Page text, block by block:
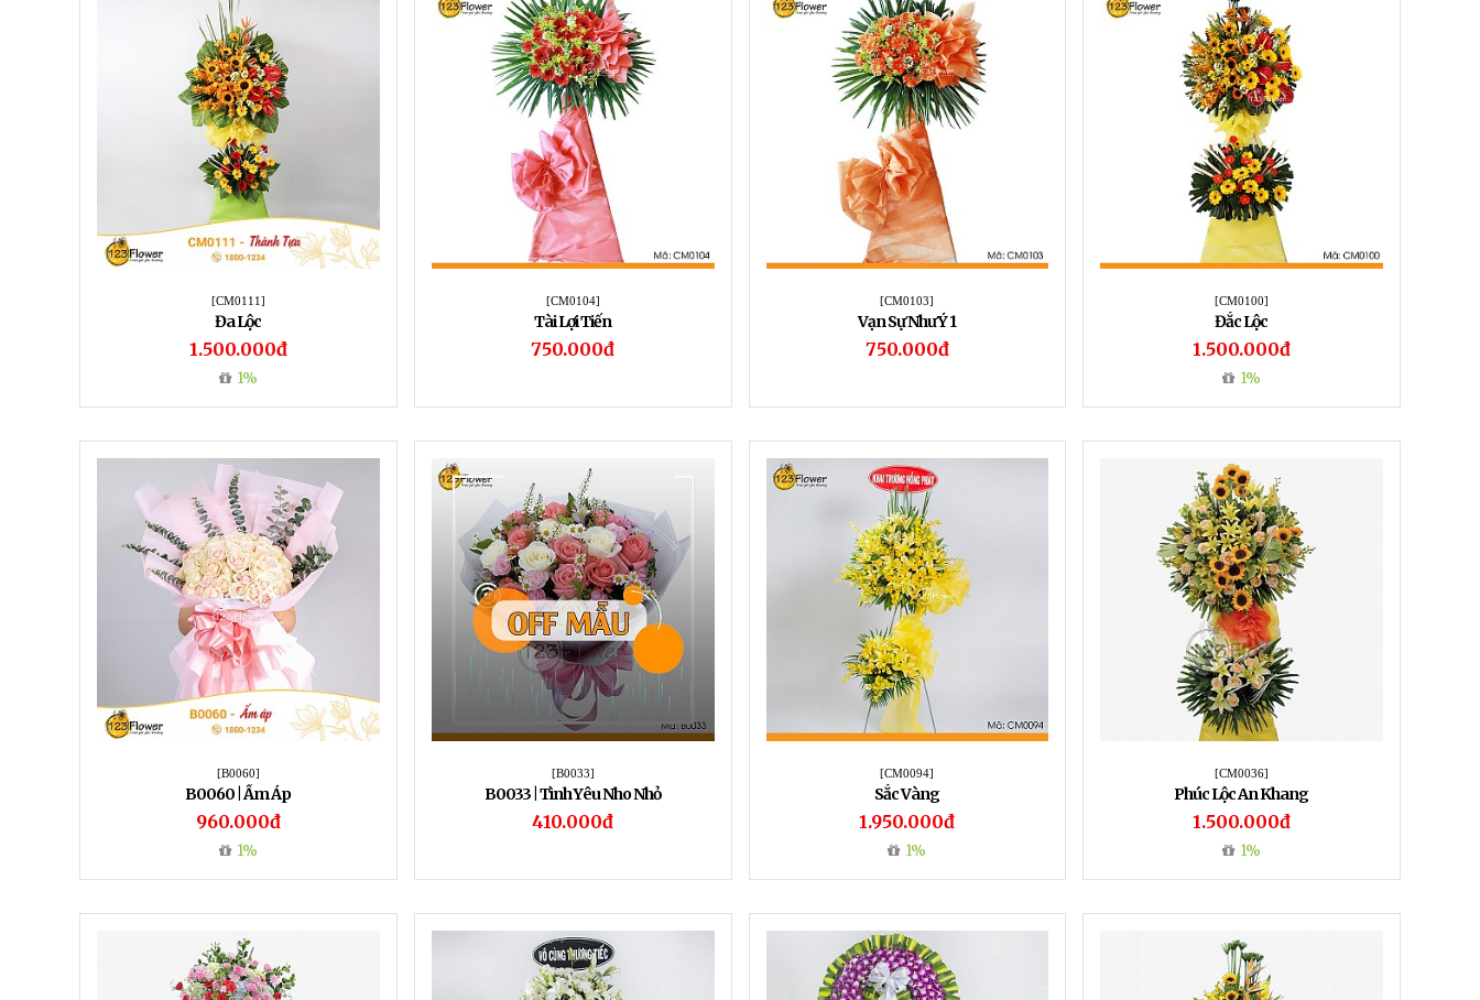
[CM0111]
Đa Lộc
1.500.000đ
1%
[CM0104]
Tài Lợi Tiến
750.000đ
[CM0103]
Vạn Sự Như Ý 1
750.000đ
[CM0100]
Đắc Lộc
1.500.000đ
1%
[B0060]
B0060 | Ấm Áp
960.000đ
1%
[B0033]
B0033 | Tình Yêu Nho Nhỏ
410.000đ
[CM0094]
Sắc Vàng
1.950.000đ
1%
[CM0036]
Phúc Lộc An Khang
1.500.000đ
1%